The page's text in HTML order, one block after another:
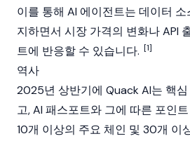
이를 통해 AI 에이전트는 데이터
지하면서 시장 가격의 변화나 API
트에 반응할 수 있습니다. [1]
역사
2025년 상반기에 Quack AI는 핵
고, AI 패스포트와 그에 따른 포인
10개 이상의 주요 체인 및 30개 이